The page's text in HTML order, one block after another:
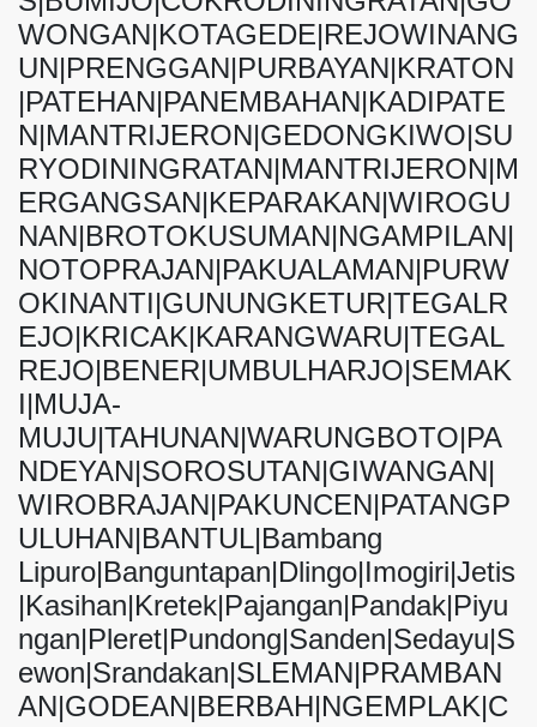
WONGAN|KOTAGEDE|REJOWINANG
UN|PRENGGAN|PURBAYAN|KRATON
|PATEHAN|PANEMBAHAN|KADIPATE
N|MANTRIJERON|GEDONGKIWO|SU
RYODININGRATAN|MANTRIJERON|M
ERGANGSAN|KEPARAKAN|WIROGU
NAN|BROTOKUSUMAN|NGAMPILAN|
NOTOPRAJAN|PAKUALAMAN|PURW
OKINANTI|GUNUNGKETUR|TEGALR
EJO|KRICAK|KARANGWARU|TEGAL
REJO|BENER|UMBULHARJO|SEMAK
I|MUJA-
MUJU|TAHUNAN|WARUNGBOTO|PA
NDEYAN|SOROSUTAN|GIWANGAN|
WIROBRAJAN|PAKUNCEN|PATANGP
ULUHAN|BANTUL|Bambang
Lipuro|Banguntapan|Dlingo|Imogiri|Jetis
|Kasihan|Kretek|Pajangan|Pandak|Piyu
ngan|Pleret|Pundong|Sanden|Sedayu|S
ewon|Srandakan|SLEMAN|PRAMBAN
AN|GODEAN|BERBAH|NGEMPLAK|C